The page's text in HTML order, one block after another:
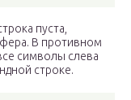
пуста,
В противном
символы слева
строке.